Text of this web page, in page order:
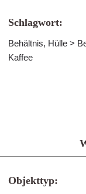
Schlagwort:
Behältnis, Hülle >
Kaffee
Objekttyp: